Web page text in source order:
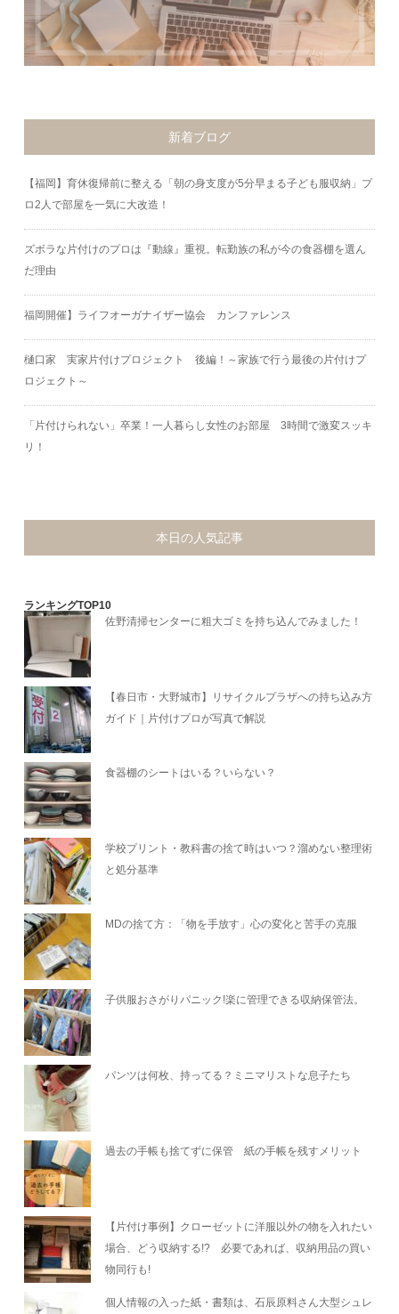
新着ブログ
【福岡】育休復帰前に整える「朝の身支度が5分早まる子ども服収納」プ
ロ2人で部屋を一気に大改造！
ズボラな片付けのプロは『動線』重視。転勤族の私が今の食器棚を選ん
だ理由
福岡開催】ライフオーガナイザー協会 カンファレンス
樋口家 実家片付けプロジェクト 後編！～家族で行う最後の片付けプ
ロジェクト～
「片付けられない」卒業！一人暮らし女性のお部屋 3時間で激変スッキ
リ！
本日の人気記事
ランキングTOP10
佐野清掃センターに粗大ゴミを持ち込んでみました！
【春日市・大野城市】リサイクルプラザへの持ち込み方
ガイド｜片付けプロが写真で解説
食器棚のシートはいる？いらない？
学校プリント・教科書の捨て時はいつ？溜めない整理術
と処分基準
MDの捨て方：「物を手放す」心の変化と苦手の克服
子供服おさがりパニック!楽に管理できる収納保管法。
パンツは何枚、持ってる？ミニマリストな息子たち
過去の手帳も捨てずに保管 紙の手帳を残すメリット
【片付け事例】クローゼットに洋服以外の物を入れたい
場合、どう収納する!? 必要であれば、収納用品の買い
物同行も!
個人情報の入った紙・書類は、石辰原料さん大型シュレ